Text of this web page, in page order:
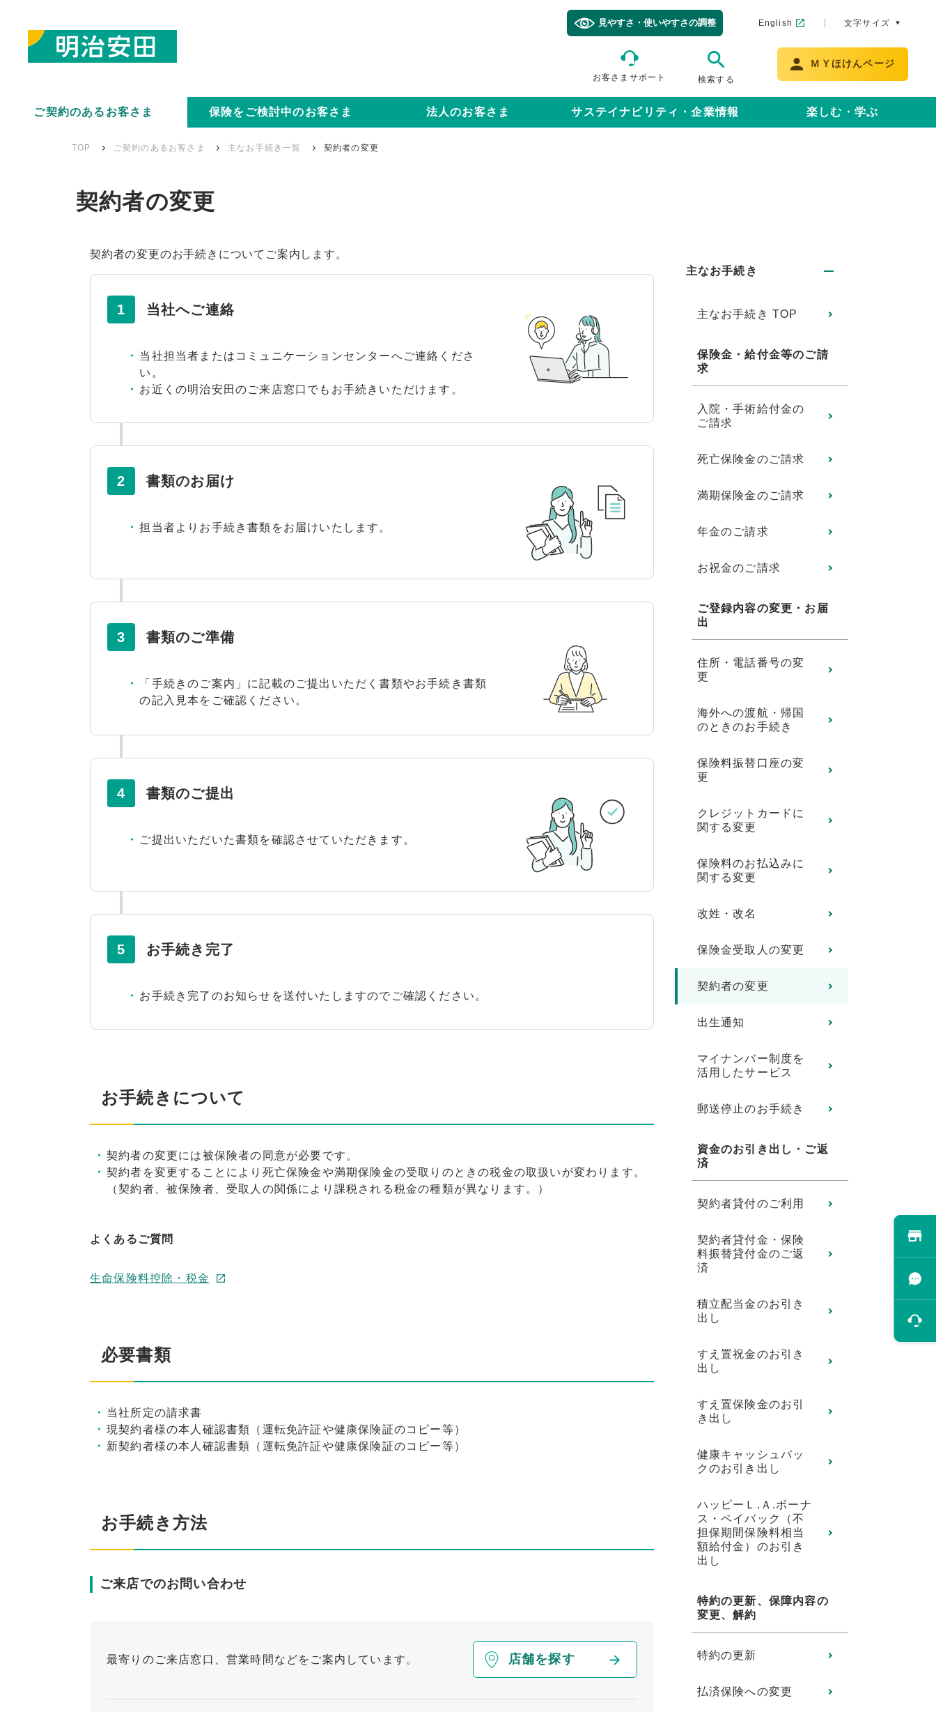
見やすさ・使いやすさの調整 English 文字サイズ
お客さまサポート 検索する
ＭＹほけんページ
ご契約のあるお客さま 保険をご検討中のお客さま 法人のお客さま サステイナビリティ・企業情報 楽しむ・学ぶ
TOP ご契約のあるお客さま 主なお手続き一覧 契約者の変更
契約者の変更
契約者の変更のお手続きについてご案内します。
1 当社へご連絡
当社担当者またはコミュニケーションセンターへご連絡くださ
い。
お近くの明治安田のご来店窓口でもお手続きいただけます。
2 書類のお届け
担当者よりお手続き書類をお届けいたします。
3 書類のご準備
「手続きのご案内」に記載のご提出いただく書類やお手続き書類
の記入見本をご確認ください。
4 書類のご提出
ご提出いただいた書類を確認させていただきます。
5 お手続き完了
お手続き完了のお知らせを送付いたしますのでご確認ください。
お手続きについて
契約者の変更には被保険者の同意が必要です。
契約者を変更することにより死亡保険金や満期保険金の受取りのときの税金の取扱いが変わります。
（契約者、被保険者、受取人の関係により課税される税金の種類が異なります。）
よくあるご質問
生命保険料控除・税金
必要書類
当社所定の請求書
現契約者様の本人確認書類（運転免許証や健康保険証のコピー等）
新契約者様の本人確認書類（運転免許証や健康保険証のコピー等）
お手続き方法
ご来店でのお問い合わせ
最寄りのご来店窓口、営業時間などをご案内しています。 店舗を探す
主なお手続き
主なお手続き TOP
保険金・給付金等のご請
求
入院・手術給付金の
ご請求
死亡保険金のご請求
満期保険金のご請求
年金のご請求
お祝金のご請求
ご登録内容の変更・お届
出
住所・電話番号の変
更
海外への渡航・帰国
のときのお手続き
保険料振替口座の変
更
クレジットカードに
関する変更
保険料のお払込みに
関する変更
改姓・改名
保険金受取人の変更
契約者の変更
出生通知
マイナンバー制度を
活用したサービス
郵送停止のお手続き
資金のお引き出し・ご返
済
契約者貸付のご利用
契約者貸付金・保険
料振替貸付金のご返
済
積立配当金のお引き
出し
すえ置祝金のお引き
出し
すえ置保険金のお引
き出し
健康キャッシュバッ
クのお引き出し
ハッピーＬ.Ａ.ボーナ
ス・ペイバック（不
担保期間保険料相当
額給付金）のお引き
出し
特約の更新、保障内容の
変更、解約
特約の更新
払済保険への変更